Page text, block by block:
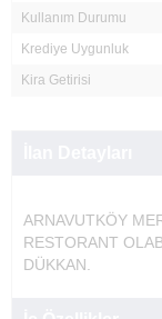
Kullanım Durumu
Krediye Uygunluk
Kira Getirisi
ARNAVUTKÖY
RESTORANT
DÜKKAN.